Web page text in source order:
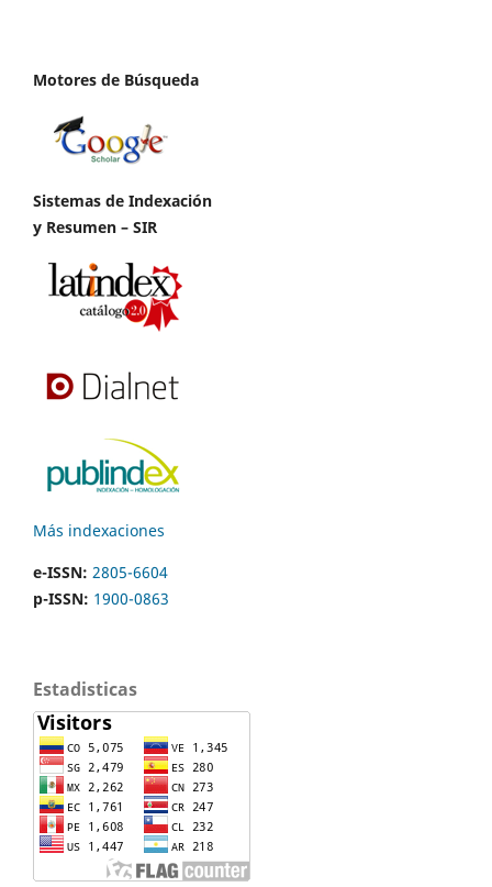
Motores de Búsqueda
Sistemas de Indexación
y Resumen – SIR
Más indexaciones
e-ISSN: 2805-6604
p-ISSN: 1900-0863
Estadisticas